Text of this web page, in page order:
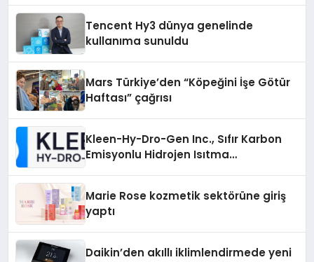
Tencent Hy3 dünya genelinde
kullanıma sunuldu
Mars Türkiye’den “Köpeğini İşe Götür
Haftası” çağrısı
Kleen-Hy-Dro-Gen Inc., Sıfır Karbon
Emisyonlu Hidrojen Isıtma
Marie Rose kozmetik sektörüne giriş
yaptı
Daikin’den akıllı iklimlendirmede yeni